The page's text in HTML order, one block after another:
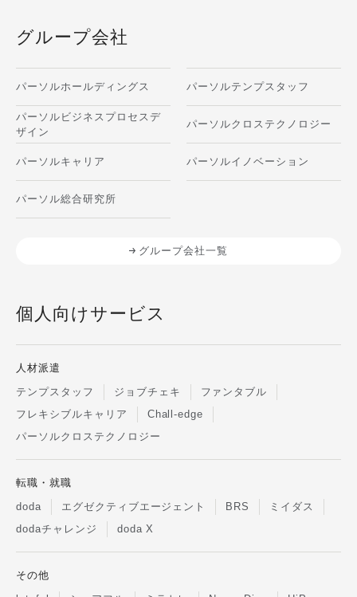
グループ会社
パーソルホールディングス パーソルテンプスタッフ
パーソルビジネスプロセスデ
ザイン
パーソルクロステクノロジー
パーソルキャリア パーソルイノベーション
パーソル総合研究所
グループ会社一覧
個人向けサービス
人材派遣
テンプスタッフ
ジョブチェキ
ファンタブル
フレキシブルキャリア
Chall-edge
パーソルクロステクノロジー
転職・就職
doda
エグゼクティブエージェント BRS
ミイダス
dodaチャレンジ
doda X
その他